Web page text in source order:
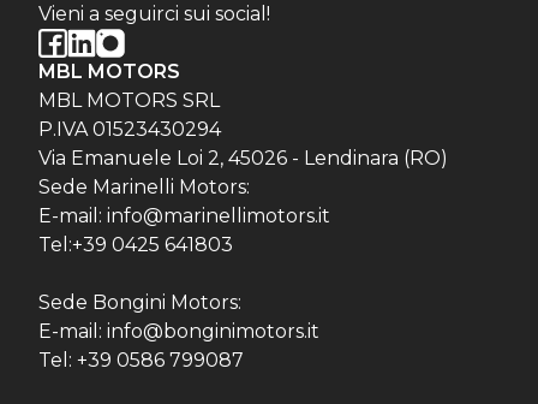
Vieni a seguirci sui social!
MBL MOTORS
MBL MOTORS SRL
P.IVA 01523430294
Via Emanuele Loi 2, 45026 - Lendinara (RO)
Sede Marinelli Motors:
E-mail: info@marinellimotors.it
Tel:+39 0425 641803
Sede Bongini Motors:
E-mail: info@bonginimotors.it
Tel: +39 0586 799087